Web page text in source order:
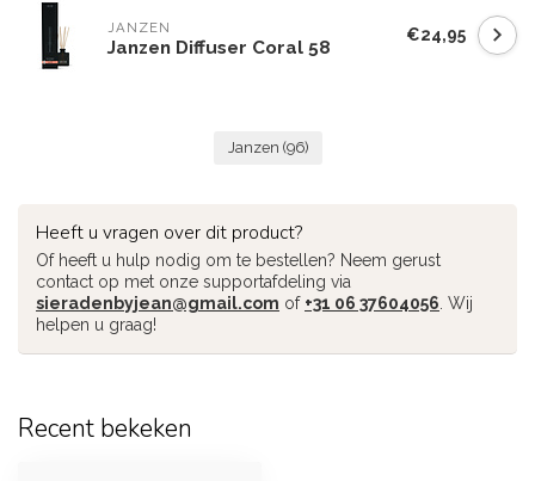
JANZEN
Janzen Diffuser Coral 58
€24,95
Janzen (96)
Heeft u vragen over dit product?
Of heeft u hulp nodig om te bestellen? Neem gerust
contact op met onze supportafdeling via
sieradenbyjean@gmail.com of +31 06 37604056 . Wij
helpen u graag!
Recent bekeken